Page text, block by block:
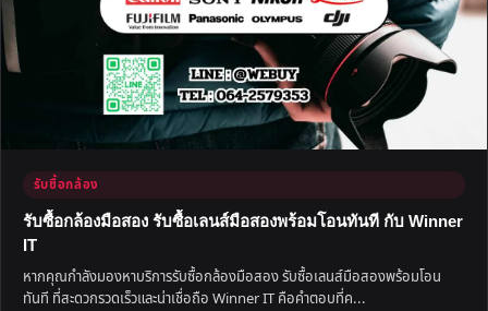
รับซื้อกล้อง
รับซื้อกล้องมือสอง รับซื้อเลนส์มือสองพร้อมโอนทันที กับ Winner
IT
หากคุณกำลังมองหาบริการรับซื้อกล้องมือสอง รับซื้อเลนส์มือสองพร้อมโอน
ทันที ที่สะดวกรวดเร็วและน่าเชื่อถือ Winner IT คือคำตอบที่ค...